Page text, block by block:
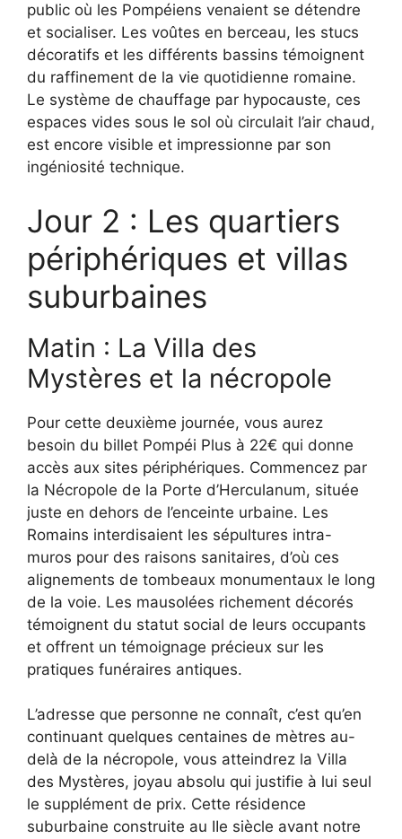
public où les Pompéiens venaient se détendre
et socialiser. Les voûtes en berceau, les stucs
décoratifs et les différents bassins témoignent
du raffinement de la vie quotidienne romaine.
Le système de chauffage par hypocauste, ces
espaces vides sous le sol où circulait l’air chaud,
est encore visible et impressionne par son
ingéniosité technique.
Jour 2 : Les quartiers
périphériques et villas
suburbaines
Matin : La Villa des
Mystères et la nécropole
Pour cette deuxième journée, vous aurez
besoin du billet Pompéi Plus à 22€ qui donne
accès aux sites périphériques. Commencez par
la Nécropole de la Porte d’Herculanum, située
juste en dehors de l’enceinte urbaine. Les
Romains interdisaient les sépultures intra-
muros pour des raisons sanitaires, d’où ces
alignements de tombeaux monumentaux le long
de la voie. Les mausolées richement décorés
témoignent du statut social de leurs occupants
et offrent un témoignage précieux sur les
pratiques funéraires antiques.
L’adresse que personne ne connaît, c’est qu’en
continuant quelques centaines de mètres au-
delà de la nécropole, vous atteindrez la Villa
des Mystères, joyau absolu qui justifie à lui seul
le supplément de prix. Cette résidence
suburbaine construite au IIe siècle avant notre